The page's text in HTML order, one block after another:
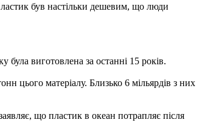
був настільки дешевим, що люди
була виготовлена за останні 15 років.
цього матеріалу. Близько 6 мільярдів з них
що пластик в океан потрапляє після